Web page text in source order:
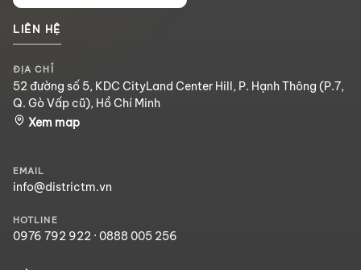
LIÊN HỆ
ĐỊA CHỈ
52 đường số 5, KDC CityLand Center Hill, P. Hạnh Thông (P.7,
Q. Gò Vấp cũ), Hồ Chí Minh
Xem map
EMAIL
info@districtm.vn
HOTLINE
0976 792 922 · 0888 005 256